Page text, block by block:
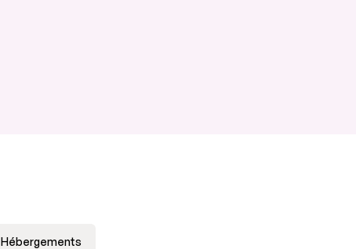
Hébergements